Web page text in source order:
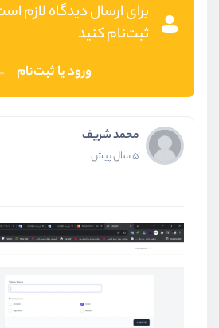
برای ارسال دیدگاه لازم
ثبت‌نام کنید
ورود یا ثبت‌نام
محمد شریف
5 سال پیش